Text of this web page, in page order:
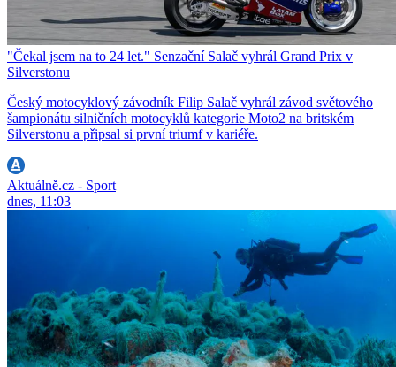
"Čekal jsem na to 24 let." Senzační Salač vyhrál Grand Prix v
Silverstonu
Český motocyklový závodník Filip Salač vyhrál závod světového
šampionátu silničních motocyklů kategorie Moto2 na britském
Silverstonu a připsal si první triumf v kariéře.
Aktuálně.cz - Sport
dnes, 11:03